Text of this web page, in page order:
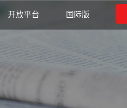
开放平台 国际版